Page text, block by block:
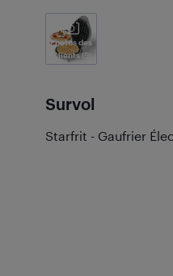
Photos des
Clients(9)
Survol
Starfrit - Gaufrier